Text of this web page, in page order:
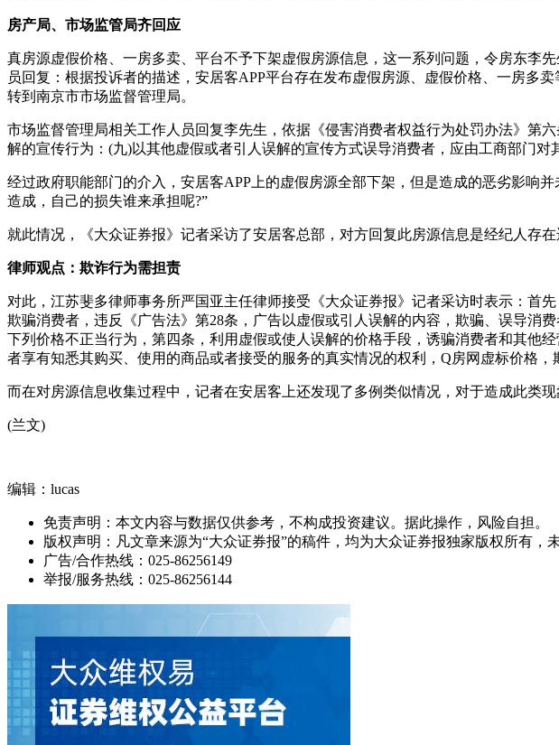
房产局、市场监管局齐回应
真房源虚假价格、一房多卖、平台不予下架虚假房源信息，这一系列问题，令房东李
员回复：根据投诉者的描述，安居客APP平台存在发布虚假房源、虚假价格、一房多
转到南京市市场监督管理局。
市场监督管理局相关工作人员回复李先生，依据《侵害消费者权益行为处罚办法》第
解的宣传行为：(九)以其他虚假或者引人误解的宣传方式误导消费者，应由工商部门
经过政府职能部门的介入，安居客APP上的虚假房源全部下架，但是造成的恶劣影响
造成，自己的损失谁来承担呢?”
就此情况，《大众证券报》记者采访了安居客总部，对方回复此房源信息是经纪人存
律师观点：欺诈行为需担责
对此，江苏斐多律师事务所严国亚主任律师接受《大众证券报》记者采访时表示：首
欺骗消费者，违反《广告法》第28条，广告以虚假或引人误解的内容，欺骗、误导消
下列价格不正当行为，第四条，利用虚假或使人误解的价格手段，诱骗消费者和其他
者享有知悉其购买、使用的商品或者接受的服务的真实情况的权利，Q房网虚标价格，
而在对房源信息收集过程中，记者在安居客上还发现了多例类似情况，对于造成此类现
(兰文)
编辑：lucas
免责声明：本文内容与数据仅供参考，不构成投资建议。据此操作，风险自担。
版权声明：凡文章来源为“大众证券报”的稿件，均为大众证券报独家版权所有，
广告/合作热线：025-86256149
举报/服务热线：025-86256144